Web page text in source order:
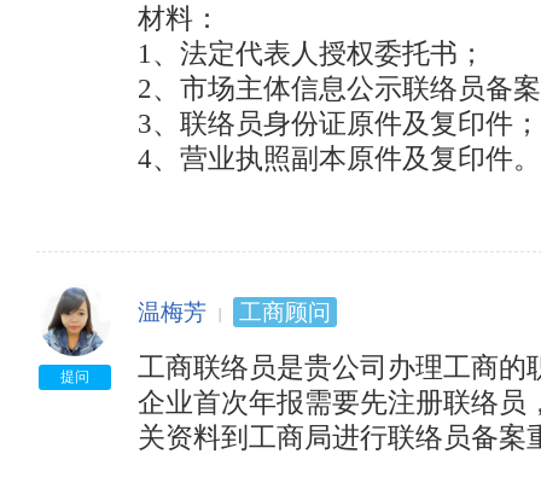
材料：
1、法定代表人授权委托书；
2、市场主体信息公示联络员备
3、联络员身份证原件及复印件；
4、营业执照副本原件及复印件。
提问
温梅芳 工商顾问
工商联络员是贵公司办理工商的
企业首次年报需要先注册联络
关资料到工商局进行联络员备案